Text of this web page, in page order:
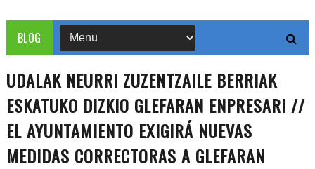
BLOG
UDALAK NEURRI ZUZENTZAILE BERRIAK
ESKATUKO DIZKIO GLEFARAN ENPRESARI //
EL AYUNTAMIENTO EXIGIRÁ NUEVAS
MEDIDAS CORRECTORAS A GLEFARAN